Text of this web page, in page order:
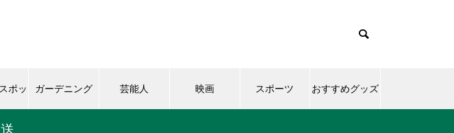
ポッ ガーデニング 芸能人 映画 スポーツ おすすめグッズ